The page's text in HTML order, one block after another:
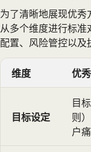
为了清晰地展现优秀
从多个维度进行标
配置、风险管控以及
维度 优
目标设定
目
则
户痛